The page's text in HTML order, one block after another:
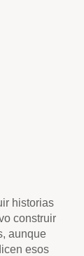
historias
construir
aunque
esos